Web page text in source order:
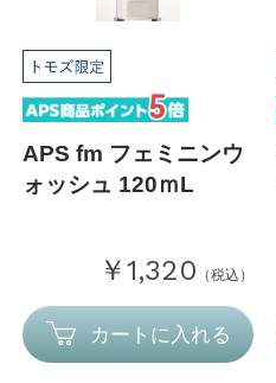
APS fm フェミニンウ
ォッシュ 120ｍL
￥1,320 （税込）
カートに入れる